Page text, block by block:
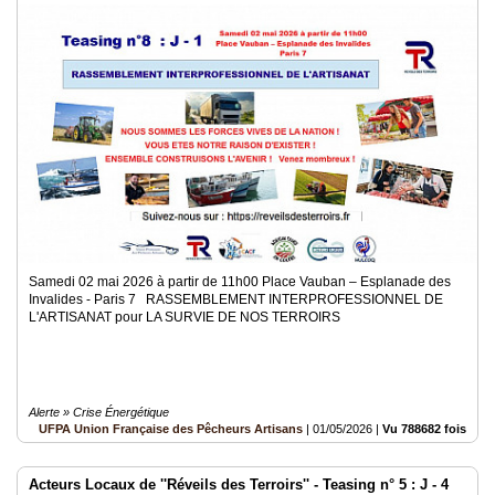
Samedi 02 mai 2026 à partir de 11h00 Place Vauban – Esplanade des
Invalides - Paris 7 RASSEMBLEMENT INTERPROFESSIONNEL DE
L'ARTISANAT pour LA SURVIE DE NOS TERROIRS
Alerte » Crise Énergétique
UFPA Union Française des Pêcheurs Artisans | 01/05/2026 | Vu 788682 fois
Acteurs Locaux de ''Réveils des Terroirs'' - Teasing n° 5 : J - 4